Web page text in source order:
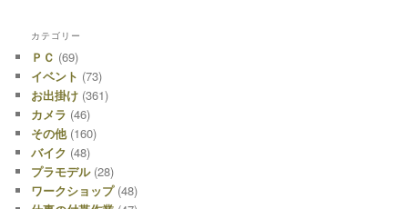
カテゴリー
ＰＣ (69)
イベント (73)
お出掛け (361)
カメラ (46)
その他(160)
バイク (48)
プラモデル(28)
ワークショップ(48)